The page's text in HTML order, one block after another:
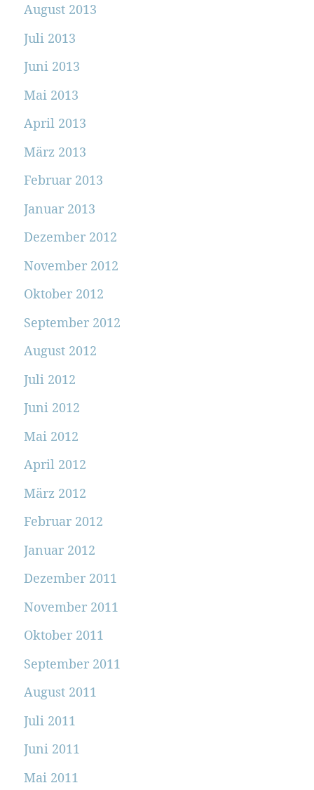
August 2013
Juli 2013
Juni 2013
Mai 2013
April 2013
März 2013
Februar 2013
Januar 2013
Dezember 2012
November 2012
Oktober 2012
September 2012
August 2012
Juli 2012
Juni 2012
Mai 2012
April 2012
März 2012
Februar 2012
Januar 2012
Dezember 2011
November 2011
Oktober 2011
September 2011
August 2011
Juli 2011
Juni 2011
Mai 2011